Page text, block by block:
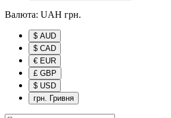
Валюта: UAH грн.
$ AUD
$ CAD
€ EUR
£ GBP
$ USD
грн. Гривня